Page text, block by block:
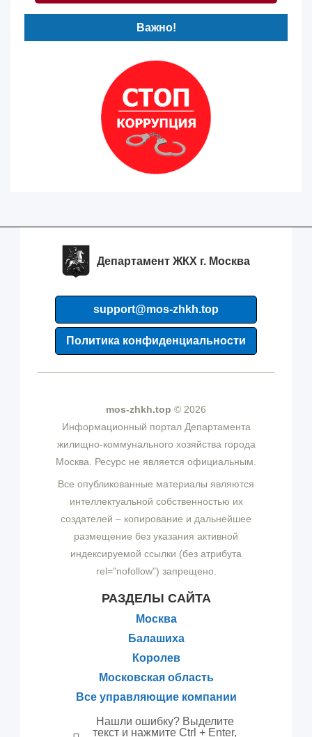
Важно!
Департамент ЖКХ г. Москва
support@mos-zhkh.top
Политика конфиденциальности
mos-zhkh.top © 2026
Информационный портал Департамента
жилищно-коммунального хозяйства города
Москва. Ресурс не является официальным.
Все опубликованные материалы являются
интеллектуальной собственностью их
создателей – копирование и дальнейшее
размещение без указания активной
индексируемой ссылки (без атрибута
rel="nofollow") запрещено.
РАЗДЕЛЫ САЙТА
Москва
Балашиха
Королев
Московская область
Все управляющие компании
Нашли ошибку? Выделите
текст и нажмите Ctrl + Enter,